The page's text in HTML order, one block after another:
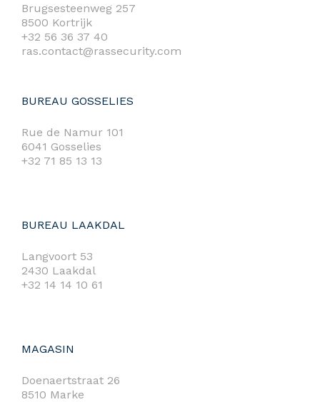
Brugsesteenweg 257
8500 Kortrijk
+32 56 36 37 40
ras.contact@rassecurity.com
BUREAU GOSSELIES
Rue de Namur 101
6041 Gosselies
+32 71 85 13 13
BUREAU LAAKDAL
Langvoort 53
2430 Laakdal
+32 14 14 10 61
MAGASIN
Doenaertstraat 26
8510 Marke